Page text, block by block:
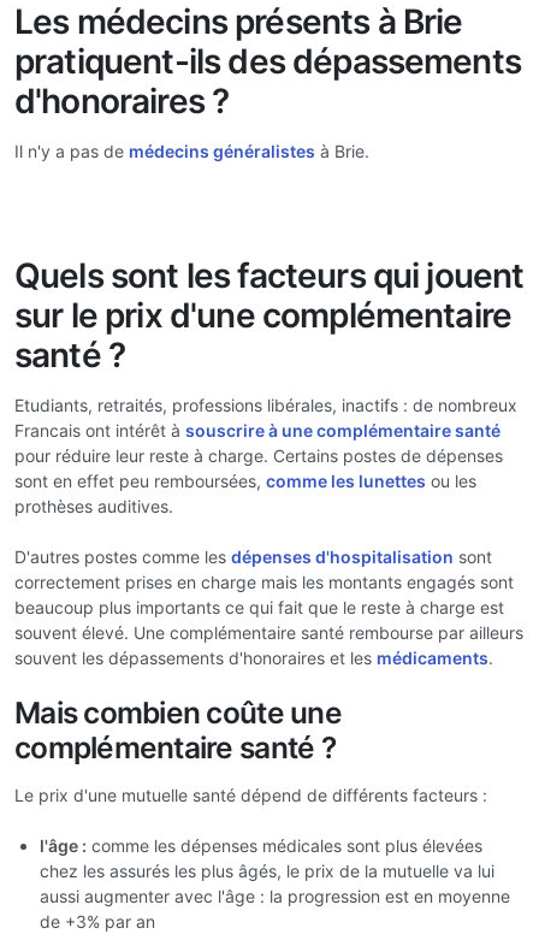
Les médecins présents à Brie
pratiquent-ils des dépassements
d'honoraires ?
Il n'y a pas de médecins généralistes à Brie.
Quels sont les facteurs qui jouent
sur le prix d'une complémentaire
santé ?
Etudiants, retraités, professions libérales, inactifs : de nombreux
Francais ont intérêt à souscrire à une complémentaire santé
pour réduire leur reste à charge. Certains postes de dépenses
sont en effet peu remboursées, comme les lunettes ou les
prothèses auditives.
D'autres postes comme les dépenses d'hospitalisation sont
correctement prises en charge mais les montants engagés sont
beaucoup plus importants ce qui fait que le reste à charge est
souvent élevé. Une complémentaire santé rembourse par ailleurs
souvent les dépassements d'honoraires et les médicaments.
Mais combien coûte une
complémentaire santé ?
Le prix d'une mutuelle santé dépend de différents facteurs :
l'âge : comme les dépenses médicales sont plus élevées
chez les assurés les plus âgés, le prix de la mutuelle va lui
aussi augmenter avec l'âge : la progression est en moyenne
de +3% par an